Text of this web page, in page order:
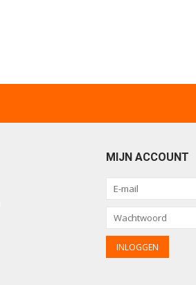
MIJN ACCOUNT